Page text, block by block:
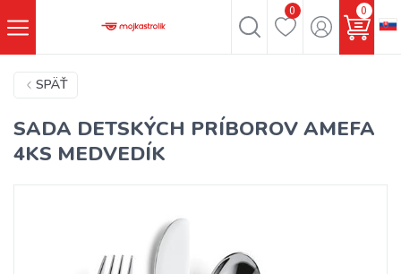
0 0
SPÄŤ
SADA DETSKÝCH PRÍBOROV AMEFA
4KS MEDVEDÍK